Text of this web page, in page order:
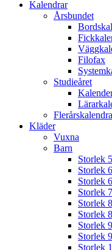
Kalendrar
Årsbundet
Filofax
Studieåret
Kläder
Vuxna
Barn
Storlek
Storlek
Storlek
Storlek
Storlek
Storlek
Storlek
Storlek
Storlek